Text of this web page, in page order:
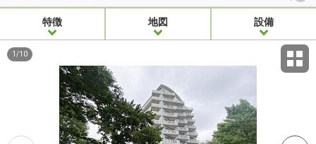
特徴 地図 設備
1 /10